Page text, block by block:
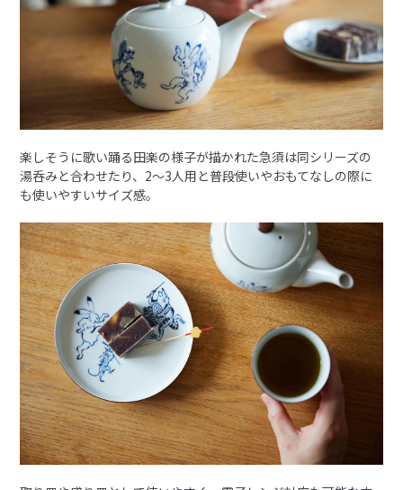
楽しそうに歌い踊る田楽の様子が描かれた急須は同シリーズの
湯呑みと合わせたり、2～3人用と普段使いやおもてなしの際に
も使いやすいサイズ感。